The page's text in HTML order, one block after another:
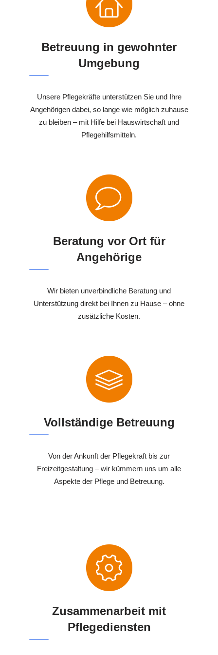
Betreuung in gewohnter
Umgebung
Unsere Pflegekräfte unterstützen Sie und Ihre
Angehörigen dabei, so lange wie möglich zuhause
zu bleiben – mit Hilfe bei Hauswirtschaft und
Pflegehilfsmitteln.
Beratung vor Ort für
Angehörige
Wir bieten unverbindliche Beratung und
Unterstützung direkt bei Ihnen zu Hause – ohne
zusätzliche Kosten.
Vollständige Betreuung
Von der Ankunft der Pflegekraft bis zur
Freizeitgestaltung – wir kümmern uns um alle
Aspekte der Pflege und Betreuung.
Zusammenarbeit mit
Pflegediensten